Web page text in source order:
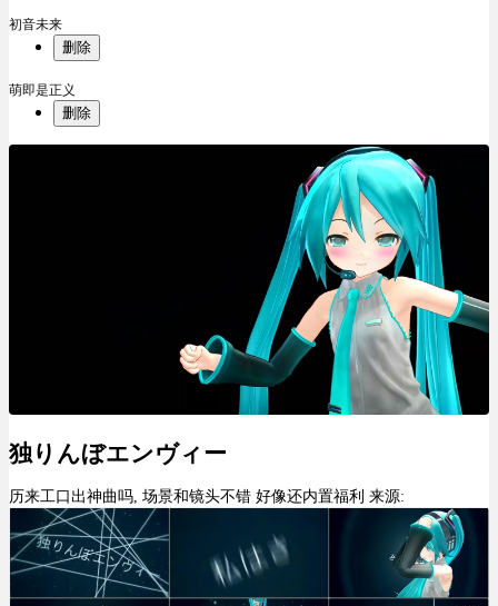
初音未来
删除
萌即是正义
删除
独りんぼエンヴィー
历来工口出神曲吗, 场景和镜头不错 好像还内置福利 来源: